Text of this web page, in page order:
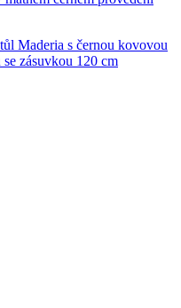
Maderia s černou kovovou
zásuvkou 120 cm